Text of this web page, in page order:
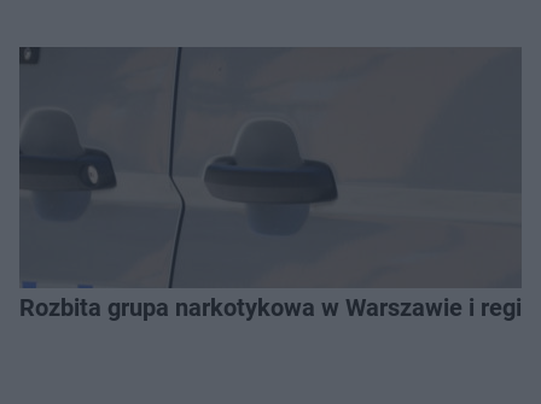
Rozbita grupa narkotykowa w Warszawie i